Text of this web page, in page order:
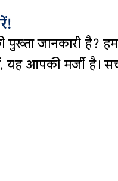
जानकारी है?
यह आपकी मर्जी है।